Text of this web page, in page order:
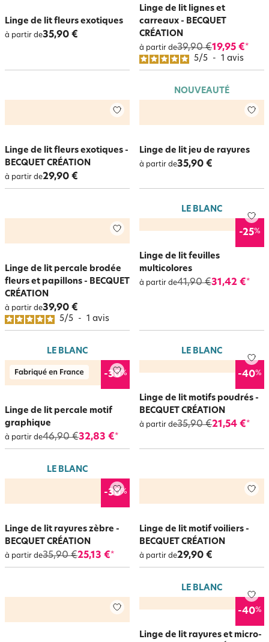
Linge de lit fleurs exotiques
à partir de35,90 €
Linge de lit lignes et
carreaux - BECQUET
CRÉATION
à partir de39,90 €19,95 €*
5/5 - 1 avis
Linge de lit fleurs exotiques -
BECQUET CRÉATION
à partir de29,90 €
NOUVEAUTÉ
Linge de lit jeu de rayures
à partir de35,90 €
Linge de lit percale brodée
fleurs et papillons - BECQUET
CRÉATION
à partir de39,90 €
5/5 - 1 avis
LE BLANC
-25%
Linge de lit feuilles
multicolores
à partir de41,90 €31,42 €*
LE BLANC
-30%
Linge de lit percale motif
graphique
à partir de46,90 €32,83 €*
LE BLANC
-40%
Linge de lit motifs poudrés -
BECQUET CRÉATION
à partir de35,90 €21,54 €*
LE BLANC
-30%
Linge de lit rayures zèbre -
BECQUET CRÉATION
à partir de35,90 €25,13 €*
Linge de lit motif voiliers -
BECQUET CRÉATION
à partir de29,90 €
LE BLANC
-40%
Linge de lit rayures et micro-